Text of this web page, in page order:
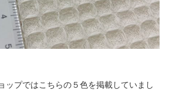
ップではこちらの５色を掲載していまし